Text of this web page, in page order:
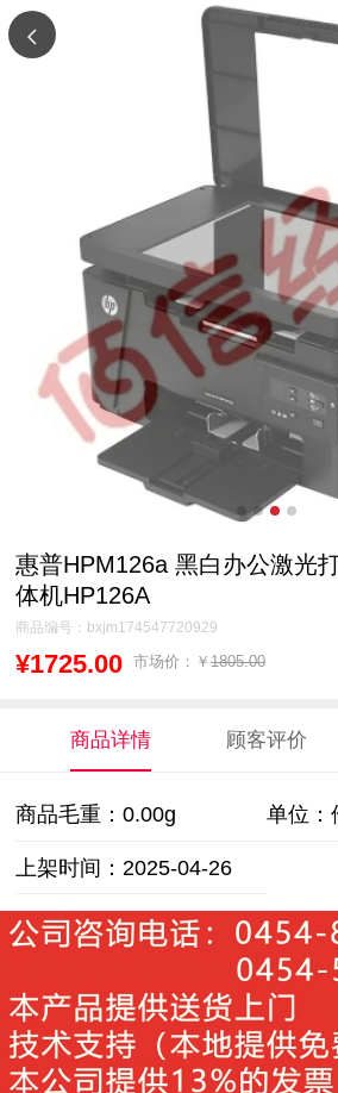
惠普HPM126a 黑白办公激光
体机HP126A
商品编号： bxjm174547720929
¥1725.00 市场价：￥ 1805.00
商品详情 顾客评价
商品毛重： 0.00g 单位：
上架时间：2025-04-26